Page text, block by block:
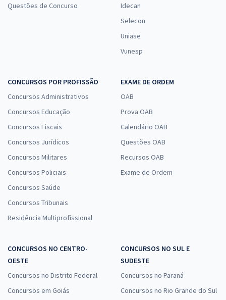
Questões de Concurso
Idecan
Selecon
Uniase
Vunesp
CONCURSOS POR PROFISSÃO
Concursos Administrativos
Concursos Educação
Concursos Fiscais
Concursos Jurídicos
Concursos Militares
Concursos Policiais
Concursos Saúde
Concursos Tribunais
Residência Multiprofissional
EXAME DE ORDEM
OAB
Prova OAB
Calendário OAB
Questões OAB
Recursos OAB
Exame de Ordem
CONCURSOS NO CENTRO-
OESTE
Concursos no Distrito Federal
Concursos em Goiás
CONCURSOS NO SUL E
SUDESTE
Concursos no Paraná
Concursos no Rio Grande do Sul